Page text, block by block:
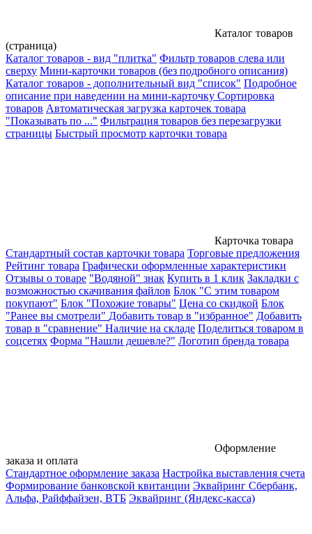
Каталог товаров
(страница)
Каталог товаров - вид "плитка" Фильтр товаров слева или
сверху Мини-карточки товаров (без подробного описания)
Каталог товаров - дополнительный вид "список" Подробное
описание при наведении на мини-карточку Сортировка
товаров Автоматическая загрузка карточек товара
"Показывать по ..." Фильтрация товаров без перезагрузки
страницы Быстрый просмотр карточки товара
Карточка товара
Стандартный состав карточки товара Торговые предложения
Рейтинг товара Графически оформленные характеристики
Отзывы о товаре "Водяной" знак Купить в 1 клик Закладки с
возможностью скачивания файлов Блок "С этим товаром
покупают" Блок "Похожие товары" Цена со скидкой Блок
"Ранее вы смотрели" Добавить товар в "избранное" Добавить
товар в "сравнение" Наличие на складе Поделиться товаром в
соцсетях Форма "Нашли дешевле?" Логотип бренда товара
Оформление
заказа и оплата
Стандартное оформление заказа Настройка выставления счета
Формирование банковской квитанции Эквайринг Сбербанк,
Альфа, Райффайзен, ВТБ Эквайринг (Яндекс-касса)